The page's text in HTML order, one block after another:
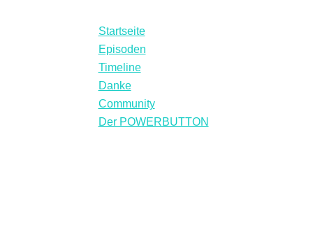
Startseite
Episoden
Timeline
Danke
Community
Der POWERBUTTON